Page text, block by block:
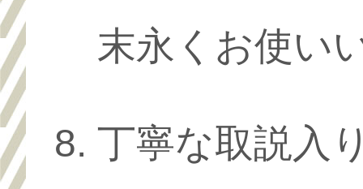
末永くお使い
丁寧な取説入